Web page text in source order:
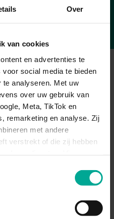
Over
van cookies
en advertenties te
social media te bieden
analyseren. Met uw
over uw gebruik van
Meta, TikTok en
remarketing en analyse. Zij
met andere
verstrekt of die zij hebben
in het Ruhrgebied
onderhoud aan de motor
kun je, als je dat wilt,
NA JE
de opleiding Eerste
4. Een opleiding die